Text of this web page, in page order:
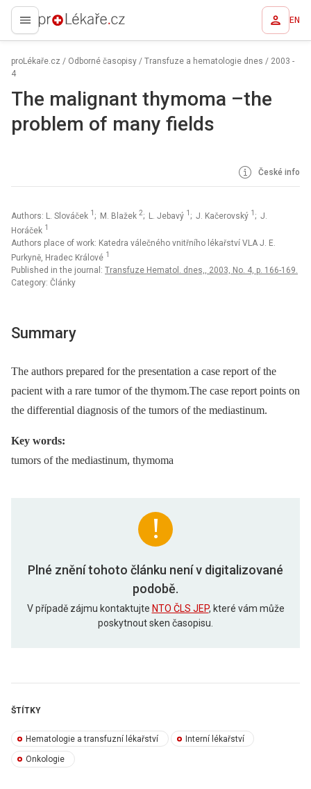
proLékaře.cz EN
proLékaře.cz / Odborné časopisy / Transfuze a hematologie dnes / 2003 -
4
The malignant thymoma –the
problem of many fields
České info
Authors: L. Slováček 1 ; M. Blažek 2; L. Jebavý 1 ; J. Kačerovský 1 ; J.
Horáček 1
Authors place of work: Katedra válečného vnitřního lékařství VLA J. E.
Purkyně, Hradec Králové 1
Published in the journal: Transfuze Hematol. dnes,, 2003, No. 4, p. 166-169.
Category: Články
Summary
The authors prepared for the presentation a case report of the
pacient with a rare tumor of the thymom.The case report points on
the differential diagnosis of the tumors of the mediastinum.
Key words:
tumors of the mediastinum, thymoma
Plné znění tohoto článku není v digitalizované
podobě.
V případě zájmu kontaktujte NTO ČLS JEP, které vám může
poskytnout sken časopisu.
ŠTÍTKY
Hematologie a transfuzní lékařství Interní lékařství
Onkologie